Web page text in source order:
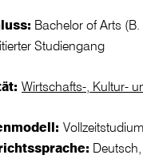
Bachelor of Arts (B.
Studiengang
Wirtschafts-, Kultur-
Vollzeitstudium